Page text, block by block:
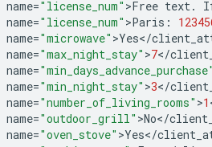
name="license_num" >Free text.
name="license_num" >Paris :
name="microwave" >Yes</
name="max_night_stay" >7</
name=
name="min_night_stay" >3</
name="number_of_living_rooms" >1
name="outdoor_grill" >No</
name="oven_stove" >Yes</